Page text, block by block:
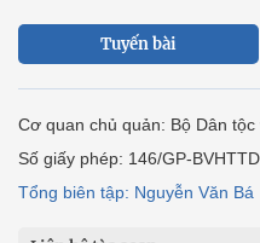
Tuyến bài
Cơ quan chủ quản: Bộ Dân
Số giấy phép: 146/GP-
Tổng biên tập: Nguyễn Văn Bá